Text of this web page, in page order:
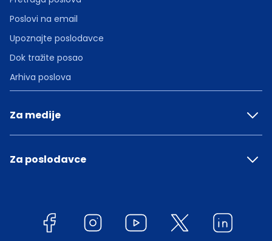
Poslovi na email
Upoznajte poslodavce
Dok tražite posao
Arhiva poslova
Za medije
Za poslodavce